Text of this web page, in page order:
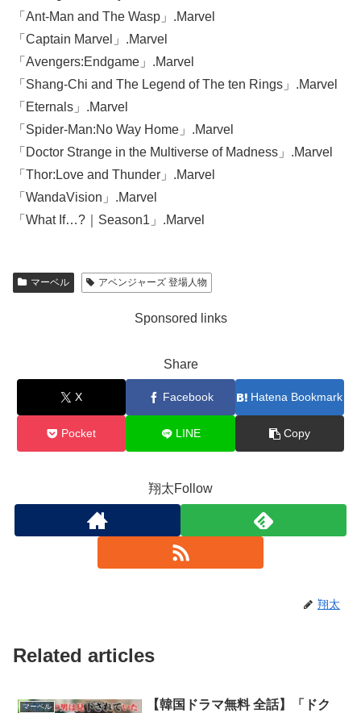
「Ant-Man and The Wasp」.Marvel
「Captain Marvel」.Marvel
「Avengers:Endgame」.Marvel
「Shang-Chi and The Legend of The ten Rings」.Marvel
「Eternals」.Marvel
「Spider-Man:No Way Home」.Marvel
「Doctor Strange in the Multiverse of Madness」.Marvel
「Thor:Love and Thunder」.Marvel
「WandaVision」.Marvel
「What If…?｜Season1」.Marvel
マーベル アベンジャーズ 登場人物
Sponsored links
Share
X Facebook Hatena Bookmark
Pocket LINE Copy
翔太Follow
翔太
Related articles
マーベル
【韓国ドラマ無料 全話】「ドク